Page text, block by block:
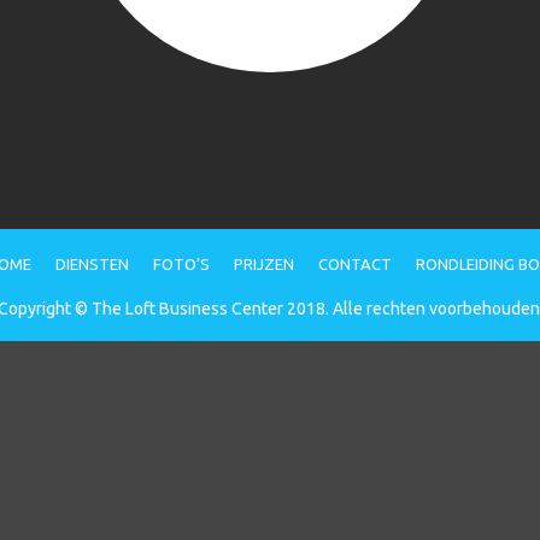
DIENSTEN FOTO’S PRIJZEN CONTACT RONDLEIDING
© The Loft Business Center 2018. Alle rechten